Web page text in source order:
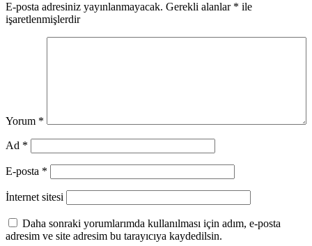
E-posta adresiniz yayınlanmayacak. Gerekli alanlar * ile
işaretlenmişlerdir
Yorum *
Ad *
E-posta *
İnternet sitesi
Daha sonraki yorumlarımda kullanılması için adım, e-posta
adresim ve site adresim bu tarayıcıya kaydedilsin.